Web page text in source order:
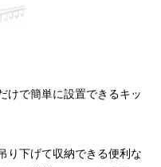
けで簡単に設置できるキッ
り下げて収納できる便利な